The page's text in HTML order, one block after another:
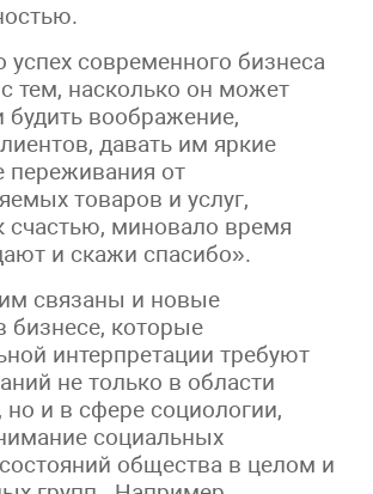
успех современного бизнеса
тем, насколько он может
будить воображение,
давать им яркие
переживания от
товаров и услуг,
счастью, миновало время
и скажи спасибо».
связаны и новые
которые
интерпретации требуют
не только в области
но и в сфере социологии,
социальных
общества в целом и